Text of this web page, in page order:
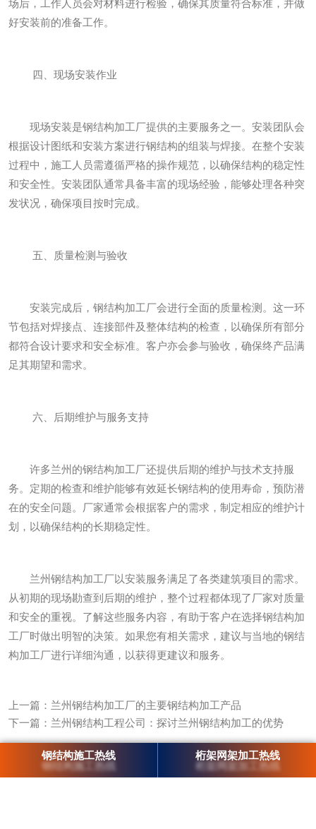
场后，工作人员会对材料进行检验，确保其质量符合标准，并做
好安装前的准备工作。
四、现场安装作业
现场安装是钢结构加工厂提供的主要服务之一。安装团队会
根据设计图纸和安装方案进行钢结构的组装与焊接。在整个安装
过程中，施工人员需遵循严格的操作规范，以确保结构的稳定性
和安全性。安装团队通常具备丰富的现场经验，能够处理各种突
发状况，确保项目按时完成。
五、质量检测与验收
安装完成后，钢结构加工厂会进行全面的质量检测。这一环
节包括对焊接点、连接部件及整体结构的检查，以确保所有部分
都符合设计要求和安全标准。客户亦会参与验收，确保终产品满
足其期望和需求。
六、后期维护与服务支持
许多兰州的钢结构加工厂还提供后期的维护与技术支持服
务。定期的检查和维护能够有效延长钢结构的使用寿命，预防潜
在的安全问题。厂家通常会根据客户的需求，制定相应的维护计
划，以确保结构的长期稳定性。
兰州钢结构加工厂以安装服务满足了各类建筑项目的需求。
从初期的现场勘查到后期的维护，整个过程都体现了厂家对质量
和安全的重视。了解这些服务内容，有助于客户在选择钢结构加
工厂时做出明智的决策。如果您有相关需求，建议与当地的钢结
构加工厂进行详细沟通，以获得更建议和服务。
上一篇： 兰州钢结构加工厂的主要钢结构加工产品
下一篇： 兰州钢结构工程公司：探讨兰州钢结构加工的优势
钢结构施工热线 桁架网架加工热线